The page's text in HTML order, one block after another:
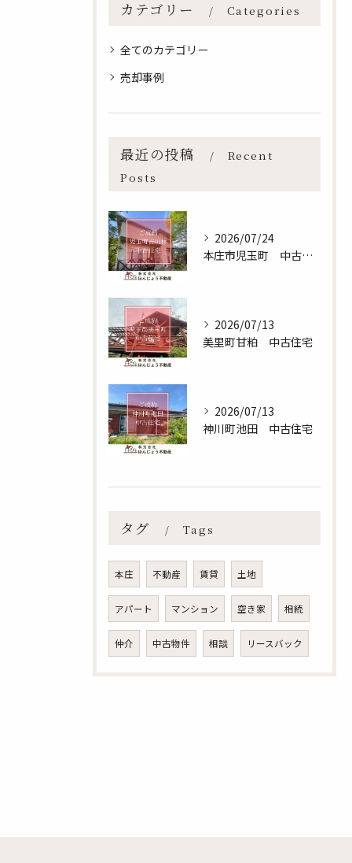
カテゴリー Categories
全てのカテゴリー
売却事例
最近の投稿
Recent
Posts
2026/07/24
本庄市児玉町 中古住宅
2026/07/13
美里町甘粕 中古住宅
2026/07/13
神川町池田 中古住宅
タグ Tags
本庄 不動産 賃貸 土地
アパート マンション 空き家 相続
仲介 中古物件 相談 リースバック
無料査定のお申し込みはこちら